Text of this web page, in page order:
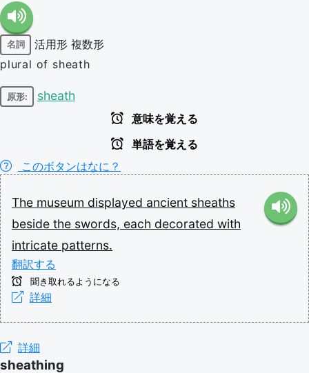
名詞 活用形 複数形
plural of sheath
原形: sheath
意味を覚える
単語を覚える
このボタンはなに？
The museum displayed ancient sheaths
beside the swords, each decorated with
intricate patterns.
翻訳する
聞き取れるようになる
詳細
詳細
sheathing